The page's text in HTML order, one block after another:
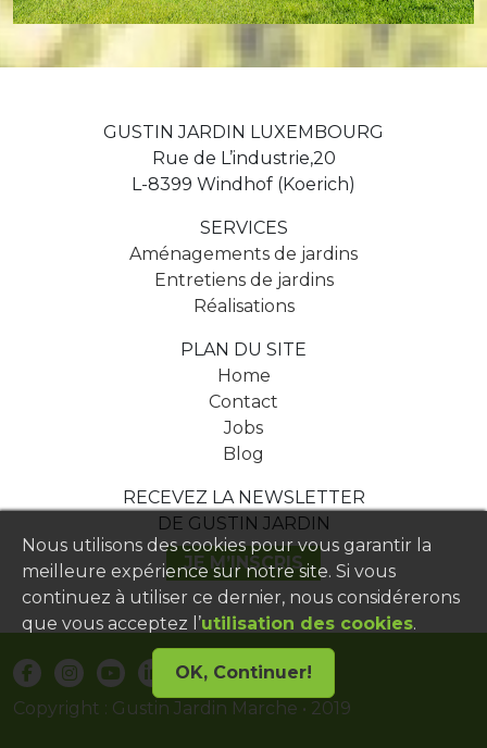
Nous utilisons des cookies pour vous garantir la
meilleure expérience sur notre site. Si vous
continuez à utiliser ce dernier, nous considérerons
que vous acceptez l’utilisation des cookies.
OK, Continuer!
GUSTIN JARDIN LUXEMBOURG
Rue de L’industrie,20
L-8399 Windhof (Koerich)
SERVICES
Aménagements de jardins
Entretiens de jardins
Réalisations
PLAN DU SITE
Home
Contact
Jobs
Blog
RECEVEZ LA NEWSLETTER
DE GUSTIN JARDIN
JE M’INSCRIS
Copyright : Gustin Jardin Marche • 2019